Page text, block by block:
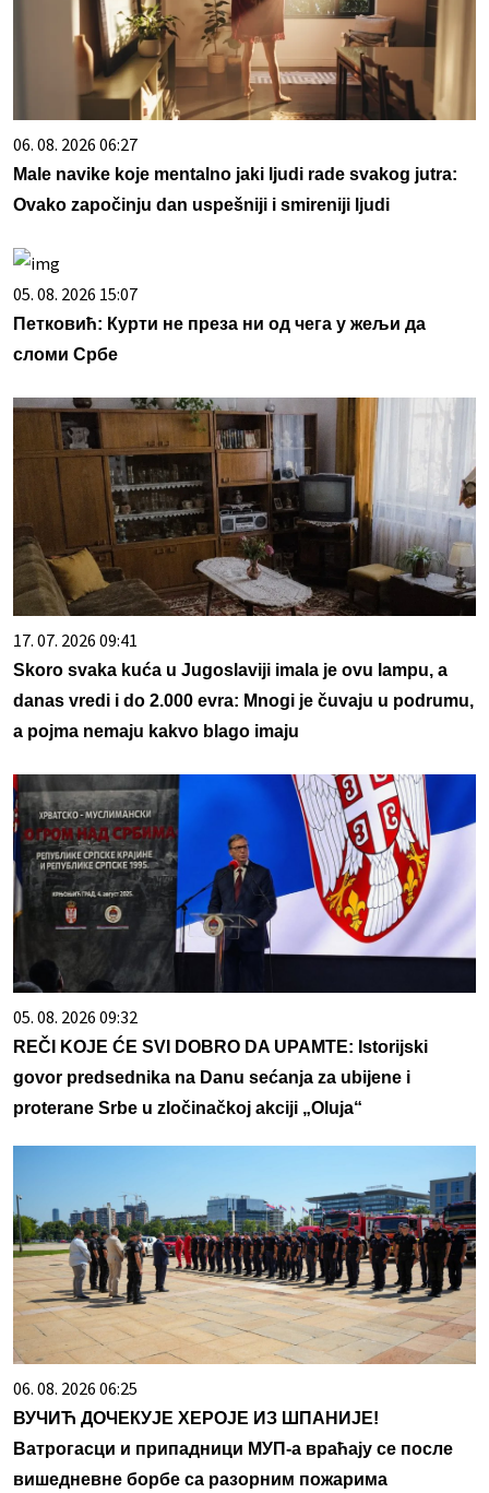
06. 08. 2026 06:27
Male navike koje mentalno jaki ljudi rade svakog jutra:
Ovako započinju dan uspešniji i smireniji ljudi
05. 08. 2026 15:07
Петковић: Курти не преза ни од чега у жељи да
сломи Србе
17. 07. 2026 09:41
Skoro svaka kuća u Jugoslaviji imala je ovu lampu, a
danas vredi i do 2.000 evra: Mnogi je čuvaju u podrumu,
a pojma nemaju kakvo blago imaju
05. 08. 2026 09:32
REČI KOJE ĆE SVI DOBRO DA UPAMTE: Istorijski
govor predsednika na Danu sećanja za ubijene i
proterane Srbe u zločinačkoj akciji „Oluja“
06. 08. 2026 06:25
ВУЧИЋ ДОЧЕКУЈЕ ХЕРОЈЕ ИЗ ШПАНИЈЕ!
Ватрогасци и припадници МУП-а враћају се после
вишедневне борбе са разорним пожарима